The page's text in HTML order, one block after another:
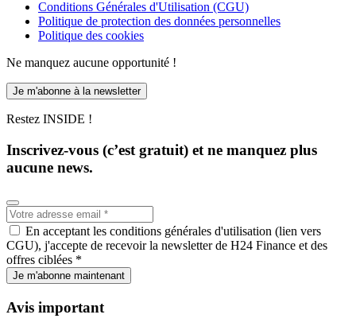
Conditions Générales d'Utilisation (CGU)
Politique de protection des données personnelles
Politique des cookies
Ne manquez aucune opportunité !
Je m'abonne à la newsletter
Restez INSIDE !
Inscrivez-vous (c’est gratuit) et ne manquez plus
aucune news.
En acceptant les conditions générales d'utilisation (lien vers
CGU), j'accepte de recevoir la newsletter de H24 Finance et des
offres ciblées *
Je m'abonne maintenant
Avis important